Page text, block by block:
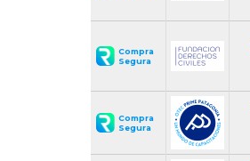
Compra
Segura
Compra
Segura